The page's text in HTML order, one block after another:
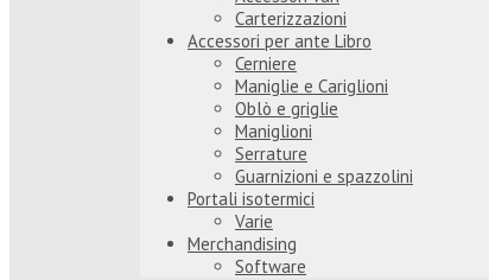
Carterizzazioni
Accessori per ante Libro
Cerniere
Maniglie e Cariglioni
Oblò e griglie
Maniglioni
Serrature
Guarnizioni e spazzolini
Portali isotermici
Varie
Merchandising
Software